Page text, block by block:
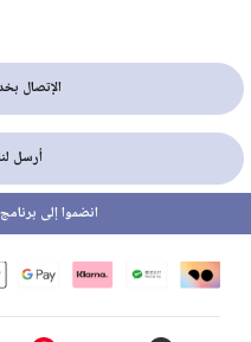
الإتصال
أرسل
انضموا إلى